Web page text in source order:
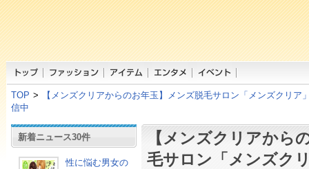
TOP >
【メンズクリアからのお年玉】メンズ脱毛サロン「メンズクリ
信中
新着ニュース30件
性に悩む男女の
【メンズクリアから
毛サロン「メンズク